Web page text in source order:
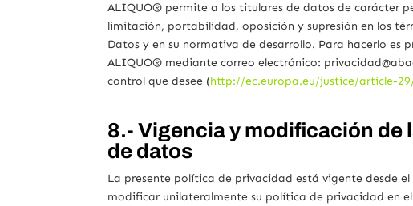
ALIQUO® permite a los titulares de datos de carácter
limitación, portabilidad, oposición y supresión en los
Datos y en su normativa de desarrollo. Para hacerlo es
ALIQUO® mediante correo electrónico:
control que desee (http://ec.europa.eu/justice/article-
8.- Vigencia y modificación
de datos
La presente política de privacidad está vigente desde
modificar unilateralmente su política de privacidad en